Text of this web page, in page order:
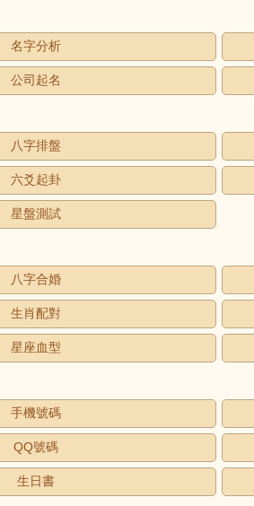
名字分析
公司起名
八字排盤
六爻起卦
星盤測試
八字合婚
生肖配對
星座血型
手機號碼
QQ號碼
生日書